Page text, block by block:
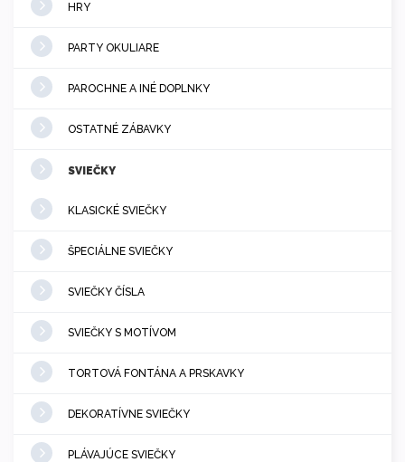
HRY
PARTY OKULIARE
PAROCHNE A INÉ DOPLNKY
OSTATNÉ ZÁBAVKY
SVIEČKY
KLASICKÉ SVIEČKY
ŠPECIÁLNE SVIEČKY
SVIEČKY ČÍSLA
SVIEČKY S MOTÍVOM
TORTOVÁ FONTÁNA A PRSKAVKY
DEKORATÍVNE SVIEČKY
PLÁVAJÚCE SVIEČKY